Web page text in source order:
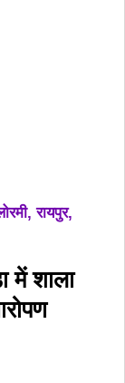
,रायपुर,
में शाला